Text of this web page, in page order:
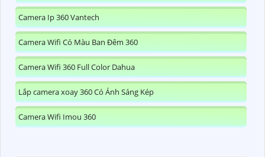
Camera Ip 360 Vantech
Camera Wifi Có Màu Ban Đêm 360
Camera Wifi 360 Full Color Dahua
Lắp camera xoay 360 Có Ánh Sáng Kép
Camera Wifi Imou 360